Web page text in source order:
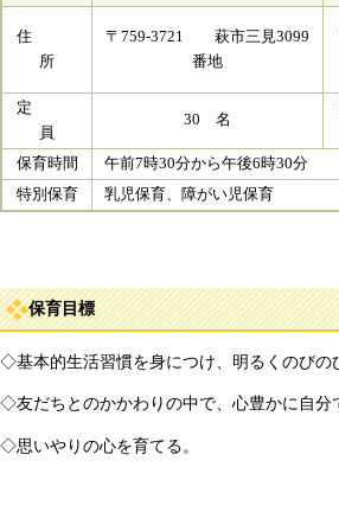
住
所
〒759-3721 萩市三見3099
番地
定
員
30 名
保育時間
午前7時30分から午後6時30分
特別保育
乳児保育、障がい児保育
保育目標
◇基本的生活習慣を身につけ、明るくのびの
◇友だちとのかかわりの中で、心豊かに自分
◇思いやりの心を育てる。